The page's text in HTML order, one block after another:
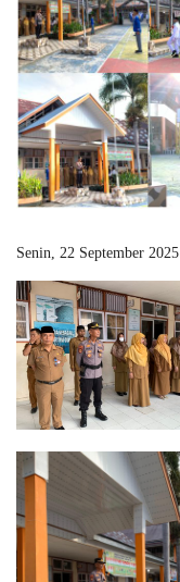
Senin, 22 September 2025